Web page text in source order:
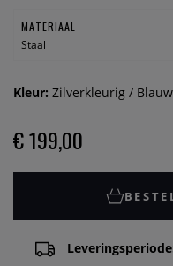
MATERIAAL
Staal
Kleur: Zilverkleurig /
€ 199,00